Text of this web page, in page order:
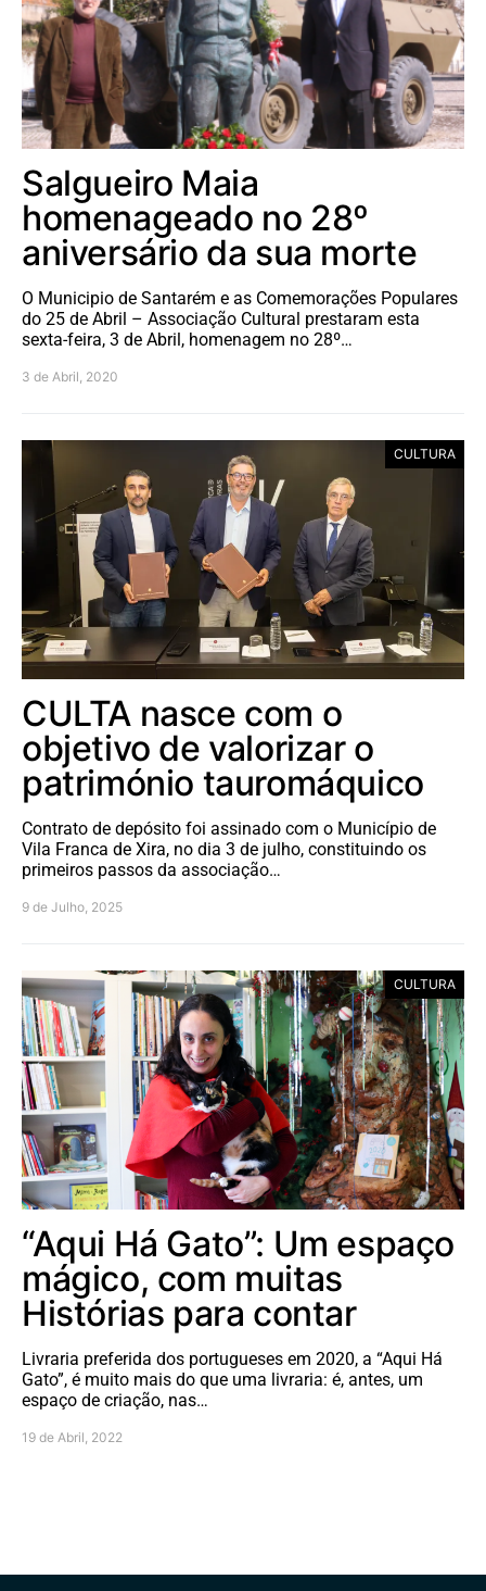
Salgueiro Maia
homenageado no 28º
aniversário da sua morte
O Municipio de Santarém e as Comemorações Populares
do 25 de Abril – Associação Cultural prestaram esta
sexta-feira, 3 de Abril, homenagem no 28º…
3 de Abril, 2020
CULTURA
CULTA nasce com o
objetivo de valorizar o
património tauromáquico
Contrato de depósito foi assinado com o Município de
Vila Franca de Xira, no dia 3 de julho, constituindo os
primeiros passos da associação…
9 de Julho, 2025
CULTURA
“Aqui Há Gato”: Um espaço
mágico, com muitas
Histórias para contar
Livraria preferida dos portugueses em 2020, a “Aqui Há
Gato”, é muito mais do que uma livraria: é, antes, um
espaço de criação, nas…
19 de Abril, 2022